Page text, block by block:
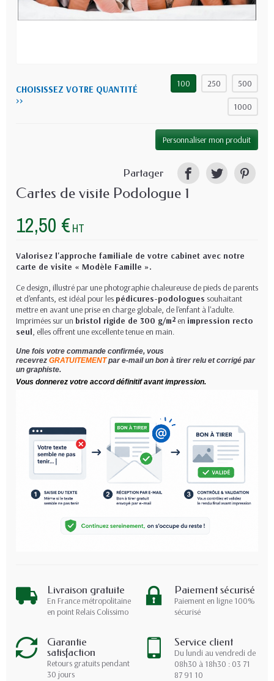
CHOISISSEZ VOTRE QUANTITÉ
>>
100 250 500
1000
Personnaliser mon produit
Partager
Cartes de visite Podologue 1
12,50 € HT
Valorisez l'approche familiale de votre cabinet avec notre
carte de visite « Modèle Famille ».
Ce design, illustré par une photographie chaleureuse de pieds de parents
et d'enfants, est idéal pour les pédicures-podologues souhaitant
mettre en avant une prise en charge globale, de l'enfant à l'adulte.
Imprimées sur un bristol rigide de 300 g/m² en impression recto
seul, elles offrent une excellente tenue en main.
Une fois votre commande confirmée, vous
recevrez GRATUITEMENT par e-mail un bon à tirer relu et corrigé par
un graphiste.
Vous donnerez votre accord définitif avant impression.
Livraison gratuite
En France métropolitaine
en point Relais Colissimo
Paiement sécurisé
Paiement en ligne 100%
sécurisé
Garantie
satisfaction
Retours gratuits pendant
30 jours
Service client
Du lundi au vendredi de
08h30 à 18h30 : 03 71
87 91 10